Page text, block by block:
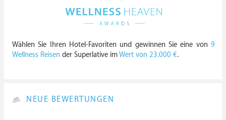
Wählen Sie Ihren Hotel-Favoriten und gewinnen Sie eine von 9
Wellness Reisen der Superlative imWert von 23.000 €.
NEUE BEWERTUNGEN